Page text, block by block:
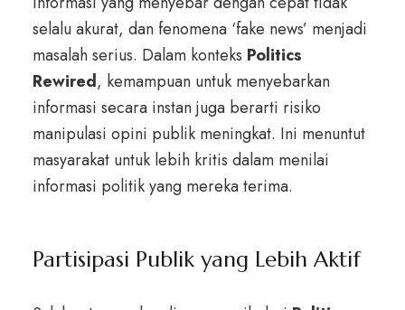
selalu akurat, dan fenomena ‘fake news’ menjadi
masalah serius. Dalam konteks Politics
Rewired, kemampuan untuk menyebarkan
informasi secara instan juga berarti risiko
manipulasi opini publik meningkat. Ini menuntut
masyarakat untuk lebih kritis dalam menilai
informasi politik yang mereka terima.
Partisipasi Publik yang Lebih Aktif